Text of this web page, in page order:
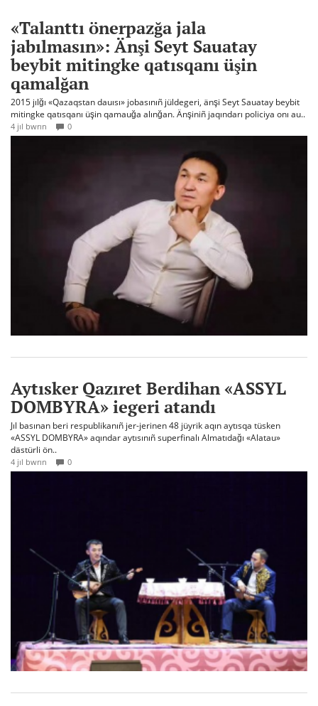
«Talanttı önerpazğa jala
jabılmasın»: Änşi Seyt Sauatay
beybit mitingke qatısqanı üşin
qamalğan
2015 jılğı «Qazaqstan dauısı» jobasınıñ jüldegeri, änşi Seyt Sauatay beybit
mitingke qatısqanı üşin qamauğa alınğan. Änşiniñ jaqındarı policiya onı au..
4 jıl bwrın 0
Aytısker Qazıret Berdihan «ASSYL
DOMBYRA» iegeri atandı
Jıl basınan beri respublikanıñ jer-jerinen 48 jüyrik aqın aytısqa tüsken
«ASSYL DOMBYRA» aqındar aytısınıñ superfinalı Almatıdağı «Alatau»
dästürli ön..
4 jıl bwrın 0